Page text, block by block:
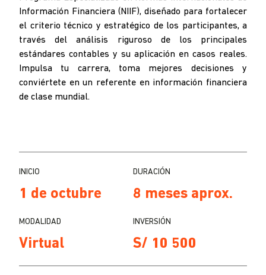
Información Financiera (NIIF), diseñado para fortalecer
el criterio técnico y estratégico de los participantes, a
través del análisis riguroso de los principales
estándares contables y su aplicación en casos reales.
Impulsa tu carrera, toma mejores decisiones y
conviértete en un referente en información financiera
de clase mundial.
INICIO
1 de octubre
DURACIÓN
8 meses aprox.
MODALIDAD
Virtual
INVERSIÓN
S/ 10 500